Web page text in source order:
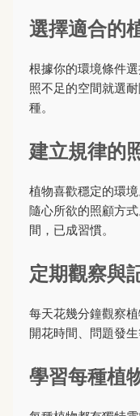
選擇適合的
根據你的環境條件
照不足的空間就選
種。
建立規律的
植物喜歡穩定的環
隨心所欲的照顧方
間，已成習慣。
定期觀察與
每天花幾分鐘觀察
開花時間、問題發
學習每種植